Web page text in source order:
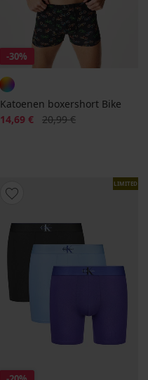
-30%
Katoenen boxershort Bike
Korting
14,69 € Oorspronkelijke prijs
20,99 €
LIMITED